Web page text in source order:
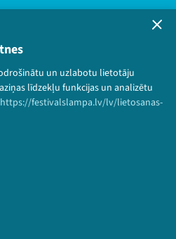
un uzlabotu lietotāju
līdzekļu funkcijas un analizētu
https://festivalslampa.lv/lv/lietosanas-
Visas tiesības